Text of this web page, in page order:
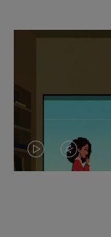
LA LE